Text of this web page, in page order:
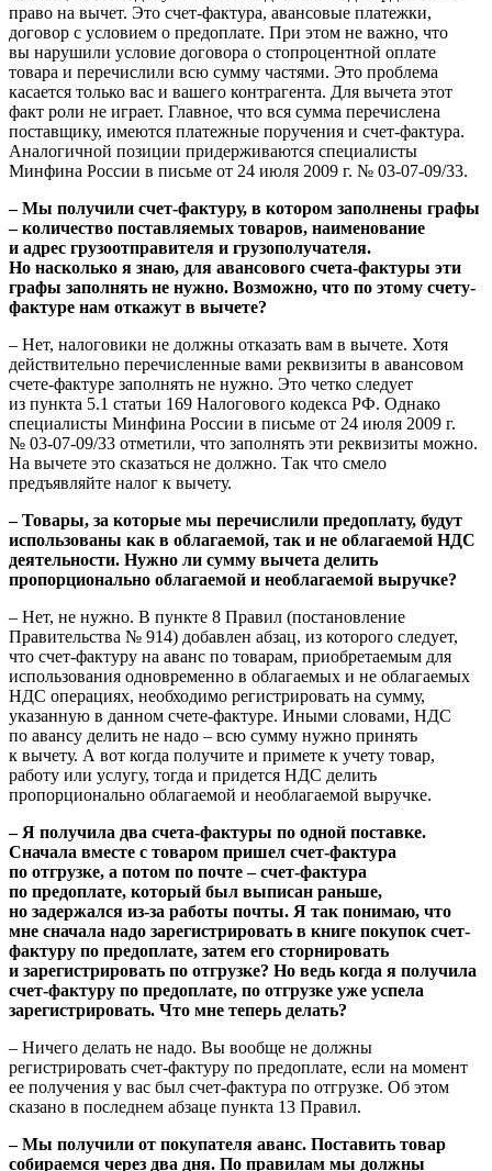
право на вычет. Это счет-фактура, авансовые платежки,
договор с условием о предоплате. При этом не важно, что
вы нарушили условие договора о стопроцентной оплате
товара и перечислили всю сумму частями. Это проблема
касается только вас и вашего контрагента. Для вычета этот
факт роли не играет. Главное, что вся сумма перечислена
поставщику, имеются платежные поручения и счет-фактура.
Аналогичной позиции придерживаются специалисты
Минфина России в письме от 24 июля 2009 г. № 03-07-09/33.
– Мы получили счет-фактуру, в котором заполнены графы
– количество поставляемых товаров, наименование
и адрес грузоотправителя и грузополучателя.
Но насколько я знаю, для авансового счета-фактуры эти
графы заполнять не нужно. Возможно, что по этому счету-
фактуре нам откажут в вычете?
– Нет, налоговики не должны отказать вам в вычете. Хотя
действительно перечисленные вами реквизиты в авансовом
счете-фактуре заполнять не нужно. Это четко следует
из пункта 5.1 статьи 169 Налогового кодекса РФ. Однако
специалисты Минфина России в письме от 24 июля 2009 г.
№ 03-07-09/33 отметили, что заполнять эти реквизиты можно.
На вычете это сказаться не должно. Так что смело
предъявляйте налог к вычету.
– Товары, за которые мы перечислили предоплату, будут
использованы как в облагаемой, так и не облагаемой НДС
деятельности. Нужно ли сумму вычета делить
пропорционально облагаемой и необлагаемой выручке?
– Нет, не нужно. В пункте 8 Правил (постановление
Правительства № 914) добавлен абзац, из которого следует,
что счет-фактуру на аванс по товарам, приобретаемым для
использования одновременно в облагаемых и не облагаемых
НДС операциях, необходимо регистрировать на сумму,
указанную в данном счете-фактуре. Иными словами, НДС
по авансу делить не надо – всю сумму нужно принять
к вычету. А вот когда получите и примете к учету товар,
работу или услугу, тогда и придется НДС делить
пропорционально облагаемой и необлагаемой выручке.
– Я получила два счета-фактуры по одной поставке.
Сначала вместе с товаром пришел счет-фактура
по отгрузке, а потом по почте – счет-фактура
по предоплате, который был выписан раньше,
но задержался из-за работы почты. Я так понимаю, что
мне сначала надо зарегистрировать в книге покупок счет-
фактуру по предоплате, затем его сторнировать
и зарегистрировать по отгрузке? Но ведь когда я получила
счет-фактуру по предоплате, по отгрузке уже успела
зарегистрировать. Что мне теперь делать?
– Ничего делать не надо. Вы вообще не должны
регистрировать счет-фактуру по предоплате, если на момент
ее получения у вас был счет-фактура по отгрузке. Об этом
сказано в последнем абзаце пункта 13 Правил.
– Мы получили от покупателя аванс. Поставить товар
собираемся через два дня. По правилам мы должны